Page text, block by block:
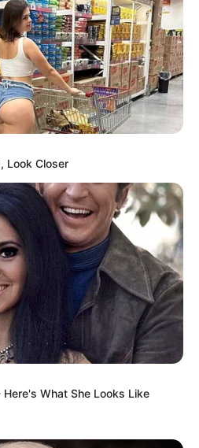
istockphoto)
sugar glider, ada baiknya jika
mereka terlebih dahulu.
waktu untuk beradaptasi di
Sehingga, jika kamu tidak mengerti
akan cepat mati.
nyaman
Look Closer
What She Looks Like